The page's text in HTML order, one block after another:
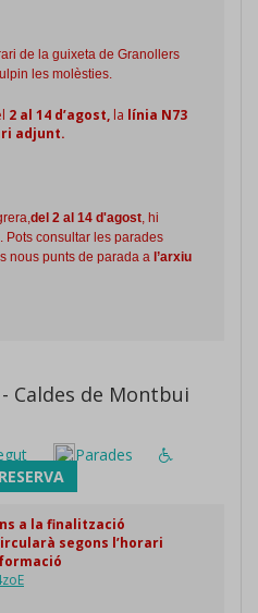
de la guixeta de Granollers
les molèsties.
2 al 14 d’agost, la línia N73
adjunt.
del 2 al 14 d'agost, hi
Pots consultar les parades
nous punts de parada a l’arxiu
Caldes de Montbui
Parades
RESERVA
a la finalització
segons l’horari